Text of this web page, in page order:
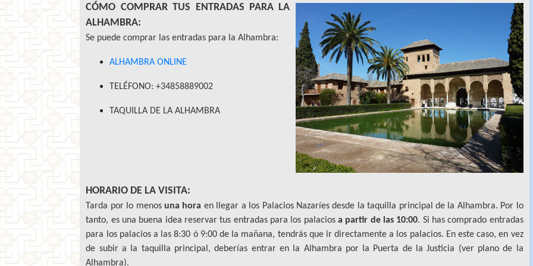
CÓMO COMPRAR TUS ENTRADAS PARA LA
ALHAMBRA:
Se puede comprar las entradas para la Alhambra:
ALHAMBRA ONLINE
TELÉFONO: +34858889002
TAQUILLA DE LA ALHAMBRA
HORARIO DE LA VISITA:
Tarda por lo menosuna hora en llegar a los Palacios Nazaríes desde la taquilla principal de la Alhambra. Por lo
tanto, es una buena idea reservar tus entradas para los palacios a partir de las 10:00. Si has comprado entradas
para los palacios a las 8:30 ó 9:00 de la mañana, tendrás que ir directamente a los palacios. En este caso, en vez
de subir a la taquilla principal, deberías entrar en la Alhambra por la Puerta de la Justicia (ver plano de la
Alhambra).